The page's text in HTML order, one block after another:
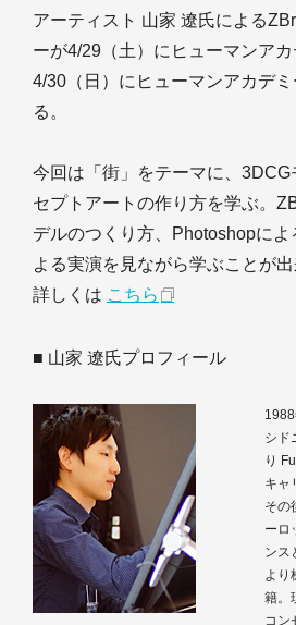
アーティスト 山家 遼氏による
ーが4/29（土）にヒューマンアカ
4/30（日）にヒューマンアカデ
る。
今回は「街」をテーマに、
セプトアートの作り方を学ぶ。
デルのつくり方、Photoshopによ
よる実演を見ながら学ぶことが出
詳しくは こちら
■ 山家 遼氏プロフィール
シド
り
キャ
その
ーロ
ンス
より
籍。
コン